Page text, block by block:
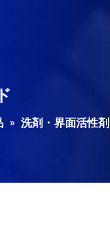
» 洗剤・界面活性剤